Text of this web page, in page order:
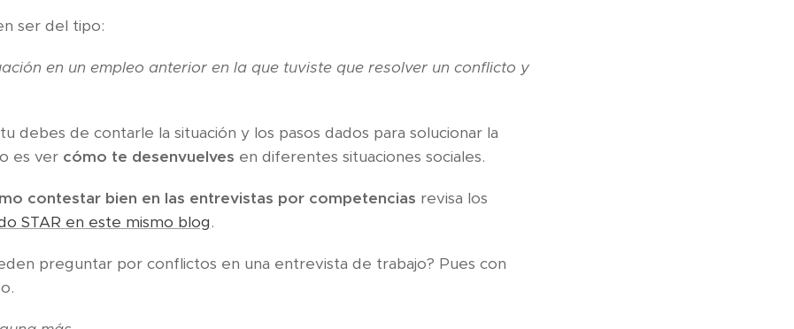
ser del tipo:
en un empleo anterior en la que tuviste que resolver un conflicto y
debes de contarle la situación y los pasos dados para solucionar la
es ver cómo te desenvuelves en diferentes situaciones sociales.
contestar bien en las entrevistas por competencias revisa los
STAR en este mismo blog.
preguntar por conflictos en una entrevista de trabajo? Pues con